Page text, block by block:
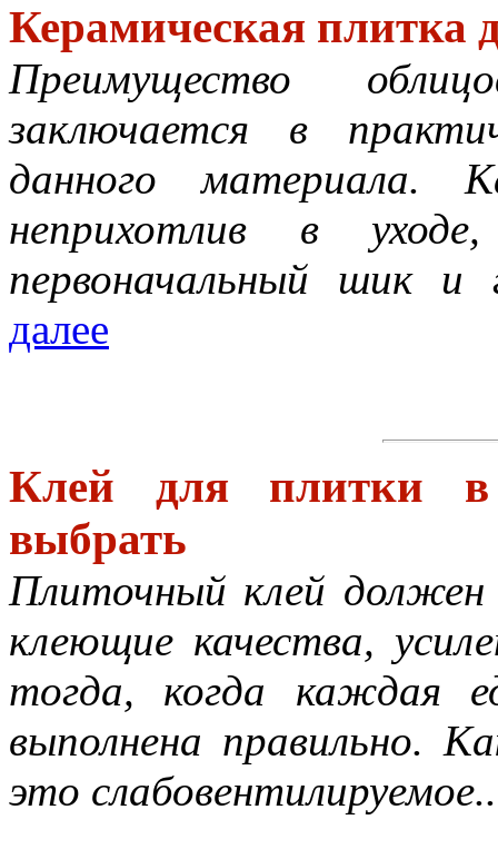
Керамическая плитка
Преимущество
заключается в
данного материала.
неприхотлив в
первоначальный шик и
далее
Клей для плитки в
выбрать
Плиточный клей
клеющие качества,
тогда, когда каждая
выполнена правильно.
это